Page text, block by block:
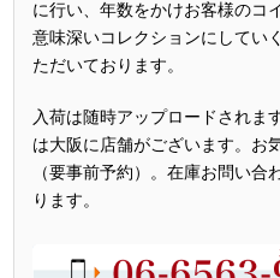
に行い、年数をかけお客様のコ
意味深いコレクションにしてい
ただいております。
入荷は随時アップロードされま
は大阪に店舗がございます。お
（要事前予約）。在庫お問い合
ります。